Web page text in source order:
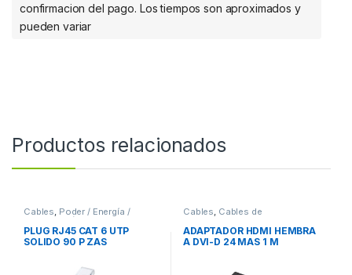
confirmacion del pago. Los tiempos son aproximados y
pueden variar
Productos relacionados
Cables Poder / Energía /
Alimentación
PLUG RJ45 CAT 6 UTP
SOLIDO 90 P ZAS
Cables Cables de
Computadora
ADAPTADOR HDMI HEMBRA
A DVI-D 24 MAS 1 M